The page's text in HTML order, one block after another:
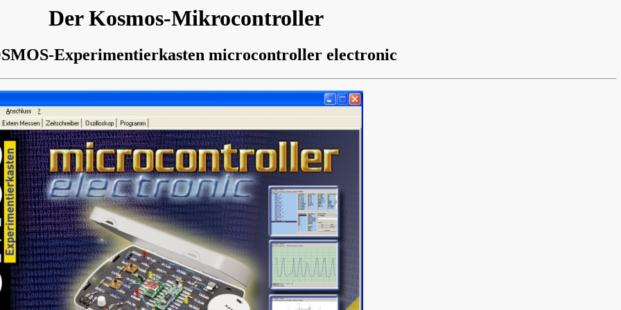
Der Kosmos-Mikrocontroller
Experimentierkasten microcontroller electronic